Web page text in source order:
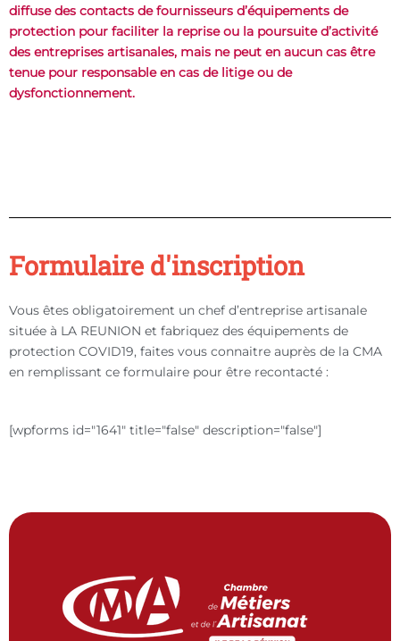
diffuse des contacts de fournisseurs d’équipements de
protection pour faciliter la reprise ou la poursuite d’activité
des entreprises artisanales, mais ne peut en aucun cas être
tenue pour responsable en cas de litige ou de
dysfonctionnement.
Formulaire d'inscription
Vous êtes obligatoirement un chef d’entreprise artisanale
située à LA REUNION et fabriquez des équipements de
protection COVID19, faites vous connaitre auprès de la CMA
en remplissant ce formulaire pour être recontacté :
[wpforms id="1641" title="false" description="false"]